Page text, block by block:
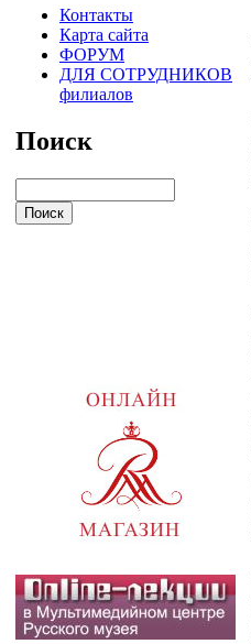
Контакты
Карта сайта
ФОРУМ
ДЛЯ СОТРУДНИКОВ
филиалов
Поиск